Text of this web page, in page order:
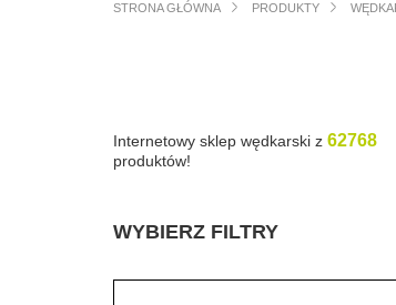
STRONA GŁÓWNA PRODUKTY
Internetowy sklep wędkarski z 62768
produktów!
WYBIERZ FILTRY